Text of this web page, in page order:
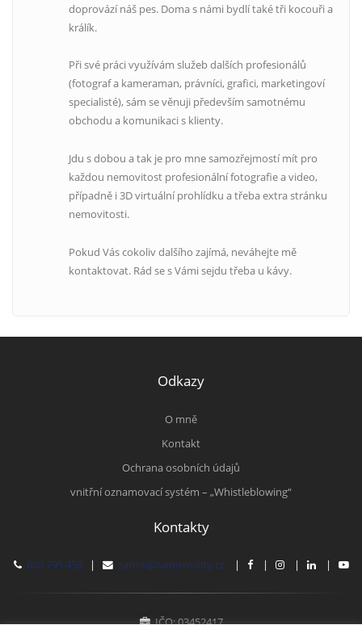
doprovází náš pes. Doma s námi bydlí také tři kocouři a
králík.
Při své práci využívám služeb dalších profesionálů
(fotograf a kameraman, právníci, grafici, marketingoví
specialisté), sám se věnuji především samotnému
obchodu a komunikaci s klienty.
Jdu s dobou a tak je pro mne samozřejmostí mít pro
každou nemovitost profesionální fotografie a video,
případně i 3D virtuální prohlídku a třeba extra stránku
nemovitosti.
Pokud Vás cokoliv dalšího zajímá, neváhejte mě
kontaktovat. Rád se s Vámi sejdu třeba u kávy.
Odkazy
O mně
Kontakt
Ochrana osobních údajů
vnitřní oznamovací systém – „Whistleblowing“
Kontakty
603 795 458| zamis@zamisreality.cz| | | |
IČO: 03452417